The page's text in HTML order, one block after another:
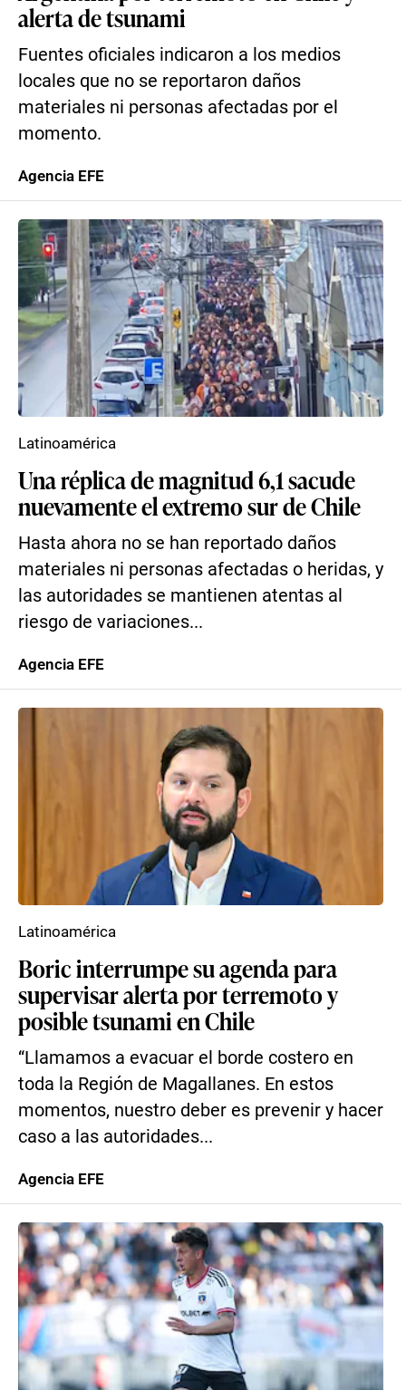
alerta de tsunami
Fuentes oficiales indicaron a los medios
locales que no se reportaron daños
materiales ni personas afectadas por el
momento.
Agencia EFE
Una réplica de magnitud 6,1 sacude
nuevamente el extremo sur de Chile
Hasta ahora no se han reportado daños
materiales ni personas afectadas o heridas, y
las autoridades se mantienen atentas al
riesgo de variaciones...
Latinoamérica
Agencia EFE
Boric interrumpe su agenda para
supervisar alerta por terremoto y
posible tsunami en Chile
“Llamamos a evacuar el borde costero en
toda la Región de Magallanes. En estos
momentos, nuestro deber es prevenir y hacer
caso a las autoridades...
Latinoamérica
Agencia EFE